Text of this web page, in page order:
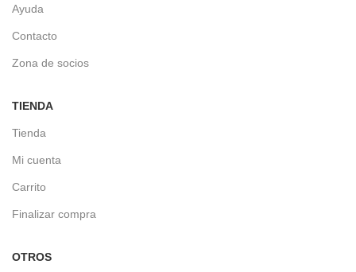
Ayuda
Contacto
Zona de socios
TIENDA
Tienda
Mi cuenta
Carrito
Finalizar compra
OTROS